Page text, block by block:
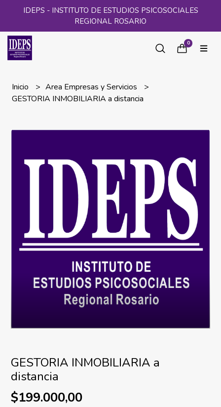
IDEPS - INSTITUTO DE ESTUDIOS PSICOSOCIALES
REGIONAL ROSARIO
0
Inicio
Area Empresas y Servicios
GESTORIA INMOBILIARIA a distancia
GESTORIA INMOBILIARIA a
distancia
$199.000,00